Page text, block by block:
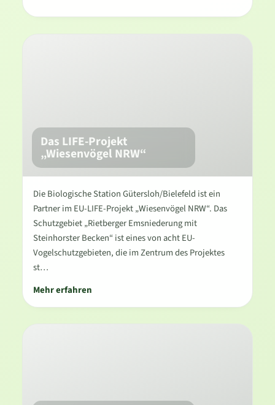
Das LIFE-Projekt
„Wiesenvögel NRW“
Die Biologische Station Gütersloh/Bielefeld ist ein
Partner im EU-LIFE-Projekt „Wiesenvögel NRW“. Das
Schutzgebiet „Rietberger Emsniederung mit
Steinhorster Becken“ ist eines von acht EU-
Vogelschutzgebieten, die im Zentrum des Projektes
st…
Mehr erfahren